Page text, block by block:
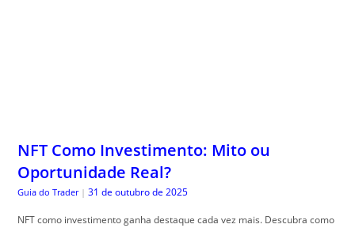
NFT Como Investimento: Mito ou
Oportunidade Real?
Guia do Trader | 31 de outubro de 2025
NFT como investimento ganha destaque cada vez mais. Descubra como